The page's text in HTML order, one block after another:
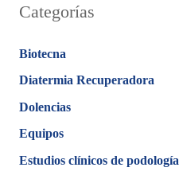
Categorías
Biotecna
Diatermia Recuperadora
Dolencias
Equipos
Estudios clínicos de podología